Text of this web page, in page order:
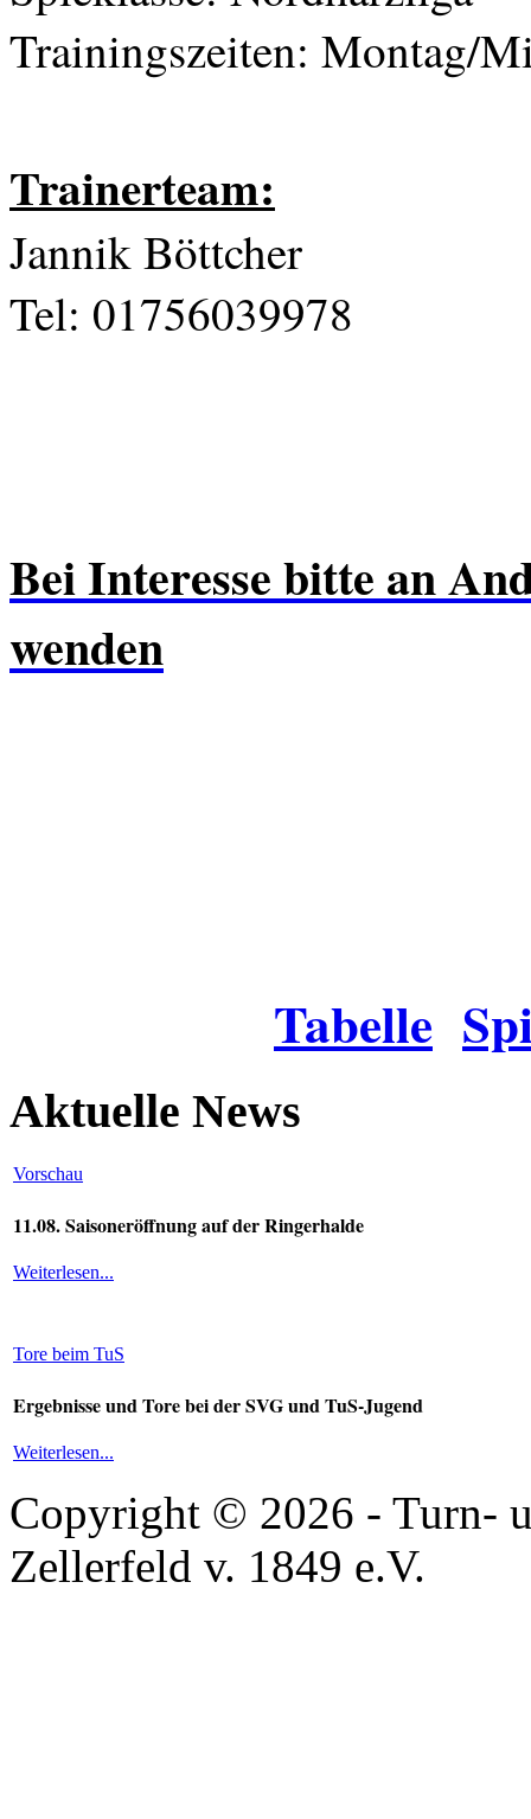
Trainingszeiten: Montag/
Trainerteam:
Jannik Böttcher
Tel: 01756039978
Bei Interesse bitte an
wenden
Tabelle
Aktuelle News
Vorschau
11.08. Saisoneröffnung auf der Ringerhalde
Weiterlesen...
Tore beim TuS
Ergebnisse und Tore bei der SVG und TuS-Jugend
Weiterlesen...
Copyright © 2026 - Turn-
Zellerfeld v. 1849 e.V.